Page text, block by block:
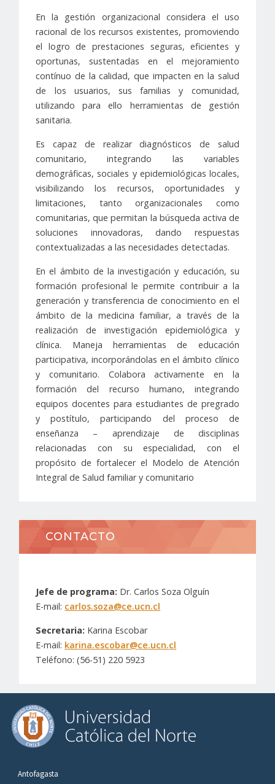
En la gestión organizacional considera el uso
racional de los recursos existentes, promoviendo
el logro de prestaciones seguras, eficientes y
oportunas, sustentadas en el mejoramiento
contínuo de la calidad, que impacten en la salud
de los usuarios, sus familias y comunidad,
utilizando para ello herramientas de gestión
sanitaria.
Es capaz de realizar diagnósticos de salud
comunitario, integrando las variables
demográficas, sociales y epidemiológicas locales,
visibilizando los recursos, oportunidades y
limitaciones, tanto organizacionales como
comunitarias, que permitan la búsqueda activa de
soluciones innovadoras, dando respuestas
contextualizadas a las necesidades detectadas.
En el ámbito de la investigación y educación, su
formación profesional le permite contribuir a la
generación y transferencia de conocimiento en el
ámbito de la medicina familiar, a través de la
realización de investigación epidemiológica y
clínica. Maneja herramientas de educación
participativa, incorporándolas en el ámbito clínico
y comunitario. Colabora activamente en la
formación del recurso humano, integrando
equipos docentes para estudiantes de pregrado
y postítulo, participando del proceso de
enseñanza – aprendizaje de disciplinas
relacionadas con su especialidad, con el
propósito de fortalecer el Modelo de Atención
Integral de Salud familiar y comunitario
CONTACTO
Jefe de programa: Dr. Carlos Soza Olguín
E-mail: carlos.soza@ce.ucn.cl
Secretaria: Karina Escobar
E-mail: karina.escobar@ce.ucn.cl
Teléfono: (56-51) 220 5923
Antofagasta